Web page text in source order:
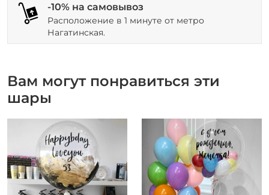
-10% на самовывоз
Расположение в 1 минуте от метро
Нагатинская.
Вам могут понравиться эти
шары